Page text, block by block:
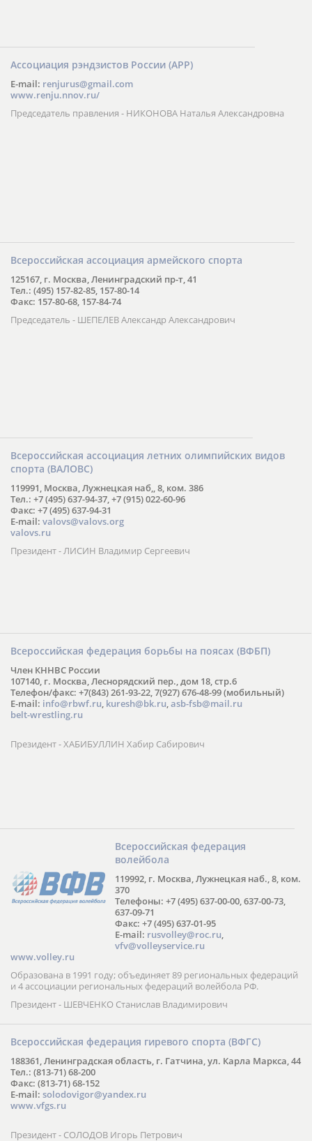
Ассоциация рэндзистов России (АРР)
E-mail: renjurus@gmail.com
www.renju.nnov.ru/
Председатель правления - НИКОНОВА Наталья Александровна
Всероссийская ассоциация армейского спорта
125167, г. Москва, Ленинградский пр-т, 41
Тел.: (495) 157-82-85, 157-80-14
Факс: 157-80-68, 157-84-74
Председатель - ШЕПЕЛЕВ Александр Александрович
Всероссийская ассоциация летних олимпийских видов
спорта (ВАЛОВС)
119991, Москва, Лужнецкая наб,, 8, ком. 386
Тел.: +7 (495) 637-94-37, +7 (915) 022-60-96
Факс: +7 (495) 637-94-31
E-mail: valovs@valovs.org
valovs.ru
Президент - ЛИСИН Владимир Сергеевич
Всероссийская федерация борьбы на поясах (ВФБП)
Член КННВС России
107140, г. Москва, Леснорядский пер., дом 18, стр.6
Телефон/факс: +7(843) 261-93-22, 7(927) 676-48-99 (мобильный)
E-mail: info@rbwf.ru, kuresh@bk.ru,asb-fsb@mail.ru
belt-wrestling.ru
Президент - ХАБИБУЛЛИН Хабир Сабирович
Всероссийская федерация
волейбола
119992, г. Москва, Лужнецкая наб., 8, ком.
370
Телефоны: +7 (495) 637-00-00, 637-00-73,
637-09-71
Факс: +7 (495) 637-01-95
E-mail: rusvolley@roc.ru,
vfv@volleyservice.ru
www.volley.ru
Образована в 1991 году; объединяет 89 региональных федераций
и 4 ассоциации региональных федераций волейбола РФ.
Президент - ШЕВЧЕНКО Станислав Владимирович
Всероссийская федерация гиревого спорта (ВФГС)
188361, Ленинградская область, г. Гатчина, ул. Карла Маркса, 44
Тел.: (813-71) 68-200
Факс: (813-71) 68-152
E-mail: solodovigor@yandex.ru
www.vfgs.ru
Президент - СОЛОДОВ Игорь Петрович